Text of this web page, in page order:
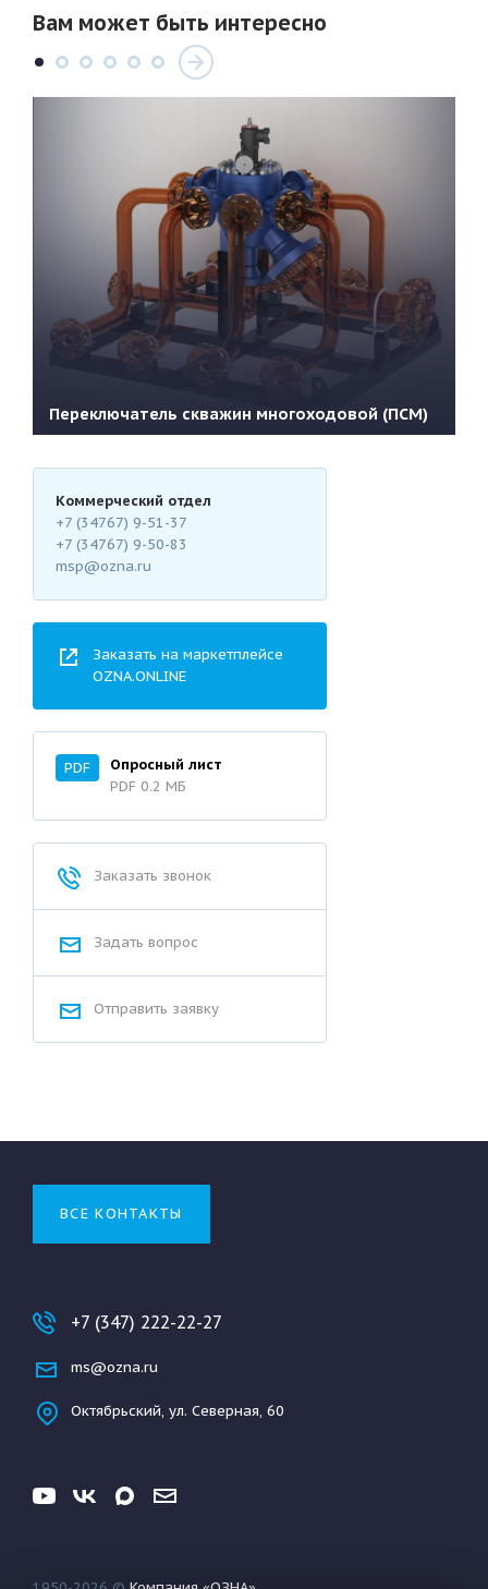
Вам может быть интересно
Переключатель скважин многоходовой (ПСМ)
Подробнее
Коммерческий отдел
+7 (34767) 9-51-37
+7 (34767) 9-50-83
msp@ozna.ru
Заказать на маркетплейсе
OZNA.ONLINE
PDF
Опросный лист
PDF 0.2 MБ
Заказать звонок
Задать вопрос
Отправить заявку
ВСЕ КОНТАКТЫ
+7 (347) 222-22-27
ms@ozna.ru
Октябрьский, ул. Северная, 60